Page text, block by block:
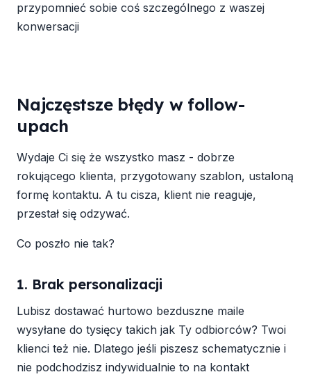
przypomnieć sobie coś szczególnego z waszej
konwersacji
Najczęstsze błędy w follow-
upach
Wydaje Ci się że wszystko masz - dobrze
rokującego klienta, przygotowany szablon, ustaloną
formę kontaktu. A tu cisza, klient nie reaguje,
przestał się odzywać.
Co poszło nie tak?
1. Brak personalizacji
Lubisz dostawać hurtowo bezduszne maile
wysyłane do tysięcy takich jak Ty odbiorców? Twoi
klienci też nie. Dlatego jeśli piszesz schematycznie i
nie podchodzisz indywidualnie to na kontakt